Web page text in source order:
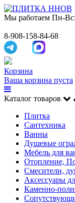
Мы работаем Пн-
8-908-158-84-68
Корзина
Ваша корзина пуста
Каталог товаров
Плитка
Сантехника
Ванны
Душевые
Мебель для
Отопление,
Смесители,
Аксессуары
Каменно-